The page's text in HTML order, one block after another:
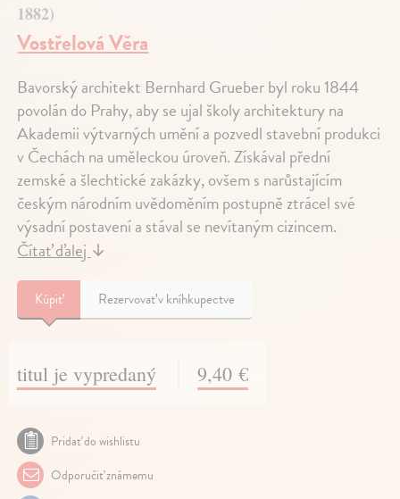
1882)
Vostřelová Věra
Bavorský architekt Bernhard Grueber byl roku 1844
povolán do Prahy, aby se ujal školy architektury na
Akademii výtvarných umění a pozvedl stavební produkci
v Čechách na uměleckou úroveň. Získával přední
zemské a šlechtické zakázky, ovšem s narůstajícím
českým národním uvědoměním postupně ztrácel své
výsadní postavení a stával se nevítaným cizincem.
Čítať ďalej ↓
Kúpiť Rezervovať v kníhkupectve
titul je vypredaný 9,40 €
Pridať do wishlistu
Odporučiť známemu